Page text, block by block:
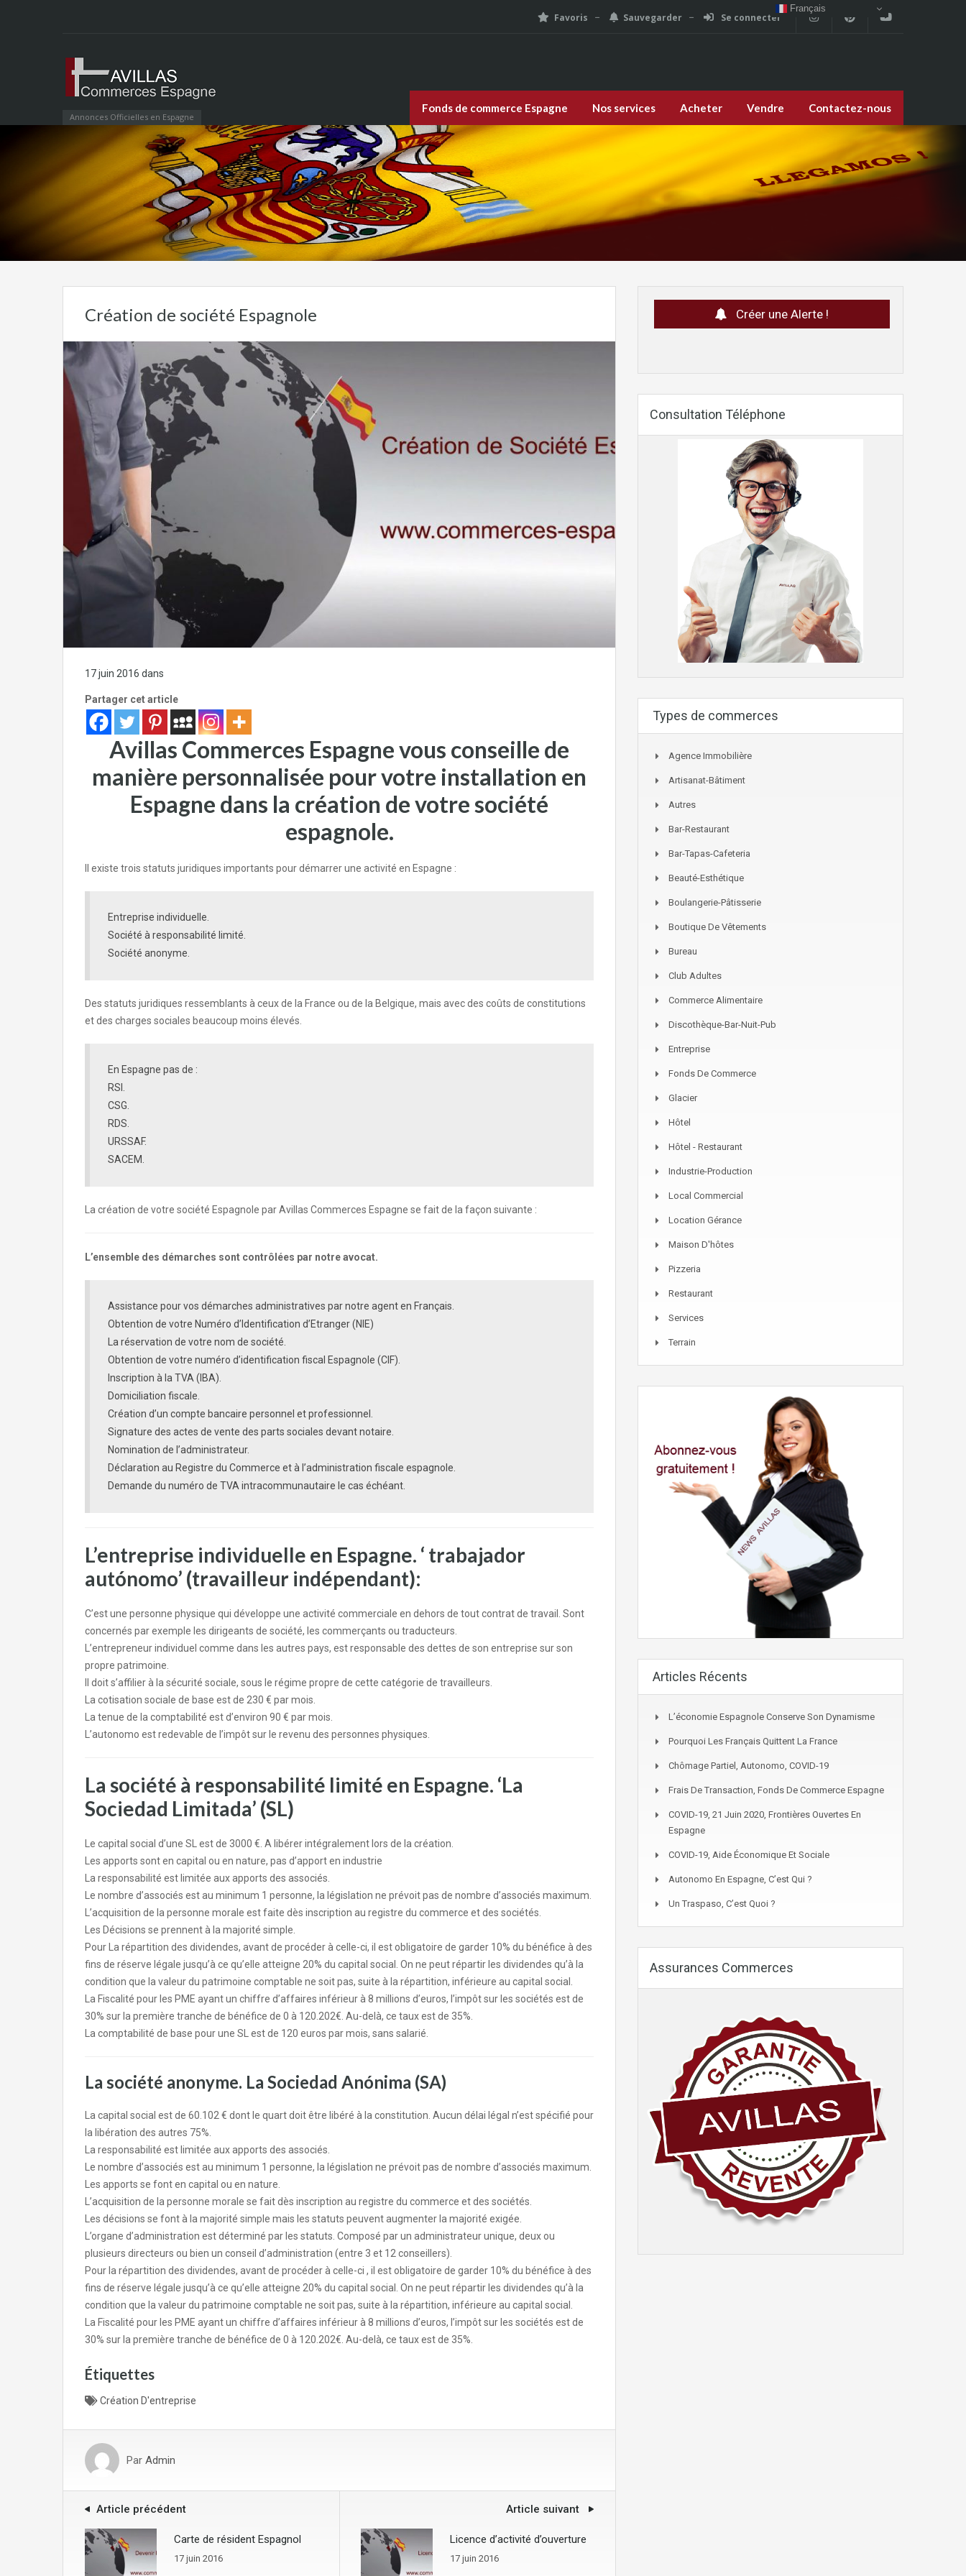
Favoris Sauvegarder Se connecter
Annonces Officielles en Espagne
Fonds de commerce Espagne Nos services Acheter Vendre Contactez-nous
Création de société Espagnole
17 juin 2016 dans
Partager cet article
Avillas Commerces Espagne vous conseille de
manière personnalisée pour votre installation en
Espagne dans la création de votre société
espagnole.
Il existe trois statuts juridiques importants pour démarrer une activité en Espagne :
Entreprise individuelle.
Société à responsabilité limité.
Société anonyme.
Des statuts juridiques ressemblants à ceux de la France ou de la Belgique, mais avec des coûts de constitutions
et des charges sociales beaucoup moins élevés.
En Espagne pas de :
RSI.
CSG.
RDS.
URSSAF.
SACEM.
La création de votre société Espagnole par Avillas Commerces Espagne se fait de la façon suivante :
L’ensemble des démarches sont contrôlées par notre avocat.
Assistance pour vos démarches administratives par notre agent en Français.
Obtention de votre Numéro d’Identification d’Etranger (NIE)
La réservation de votre nom de société.
Obtention de votre numéro d’identification fiscal Espagnole (CIF).
Inscription à la TVA (IBA).
Domiciliation fiscale.
Création d’un compte bancaire personnel et professionnel.
Signature des actes de vente des parts sociales devant notaire.
Nomination de l’administrateur.
Déclaration au Registre du Commerce et à l’administration fiscale espagnole.
Demande du numéro de TVA intracommunautaire le cas échéant.
L’entreprise individuelle en Espagne. ‘ trabajador
autónomo’ (travailleur indépendant):
C’est une personne physique qui développe une activité commerciale en dehors de tout contrat de travail. Sont
concernés par exemple les dirigeants de société, les commerçants ou traducteurs.
L’entrepreneur individuel comme dans les autres pays, est responsable des dettes de son entreprise sur son
propre patrimoine.
Il doit s’affilier à la sécurité sociale, sous le régime propre de cette catégorie de travailleurs.
La cotisation sociale de base est de 230 € par mois.
La tenue de la comptabilité est d’environ 90 € par mois.
L’autonomo est redevable de l’impôt sur le revenu des personnes physiques.
La société à responsabilité limité en Espagne. ‘La
Sociedad Limitada’ (SL)
Le capital social d’une SL est de 3000 €. A libérer intégralement lors de la création.
Les apports sont en capital ou en nature, pas d’apport en industrie
La responsabilité est limitée aux apports des associés.
Le nombre d’associés est au minimum 1 personne, la législation ne prévoit pas de nombre d’associés maximum.
L’acquisition de la personne morale est faite dès inscription au registre du commerce et des sociétés.
Les Décisions se prennent à la majorité simple.
Pour La répartition des dividendes, avant de procéder à celle-ci, il est obligatoire de garder 10% du bénéfice à des
fins de réserve légale jusqu’à ce qu’elle atteigne 20% du capital social. On ne peut répartir les dividendes qu’à la
condition que la valeur du patrimoine comptable ne soit pas, suite à la répartition, inférieure au capital social.
La Fiscalité pour les PME ayant un chiffre d’affaires inférieur à 8 millions d’euros, l’impôt sur les sociétés est de
30% sur la première tranche de bénéfice de 0 à 120.202€. Au-delà, ce taux est de 35%.
La comptabilité de base pour une SL est de 120 euros par mois, sans salarié.
La société anonyme. La Sociedad Anónima (SA)
La capital social est de 60.102 € dont le quart doit être libéré à la constitution. Aucun délai légal n’est spécifié pour
la libération des autres 75%.
La responsabilité est limitée aux apports des associés.
Le nombre d’associés est au minimum 1 personne, la législation ne prévoit pas de nombre d’associés maximum.
Les apports se font en capital ou en nature.
L’acquisition de la personne morale se fait dès inscription au registre du commerce et des sociétés.
Les décisions se font à la majorité simple mais les statuts peuvent augmenter la majorité exigée.
L’organe d’administration est déterminé par les statuts. Composé par un administrateur unique, deux ou
plusieurs directeurs ou bien un conseil d’administration (entre 3 et 12 conseillers).
Pour la répartition des dividendes, avant de procéder à celle-ci , il est obligatoire de garder 10% du bénéfice à des
fins de réserve légale jusqu’à ce qu’elle atteigne 20% du capital social. On ne peut répartir les dividendes qu’à la
condition que la valeur du patrimoine comptable ne soit pas, suite à la répartition, inférieure au capital social.
La Fiscalité pour les PME ayant un chiffre d’affaires inférieur à 8 millions d’euros, l’impôt sur les sociétés est de
30% sur la première tranche de bénéfice de 0 à 120.202€. Au-delà, ce taux est de 35%.
Étiquettes
Création D'entreprise
Par Admin
Article précédent
Carte de résident Espagnol
17 juin 2016
Article suivant
Licence d’activité d’ouverture
17 juin 2016
Créer une Alerte !
Consultation Téléphone
Types de commerces
Agence Immobilière
Artisanat-Bâtiment
Autres
Bar-Restaurant
Bar-Tapas-Cafeteria
Beauté-Esthétique
Boulangerie-Pâtisserie
Boutique De Vêtements
Bureau
Club Adultes
Commerce Alimentaire
Discothèque-Bar-Nuit-Pub
Entreprise
Fonds De Commerce
Glacier
Hôtel
Hôtel - Restaurant
Industrie-Production
Local Commercial
Location Gérance
Maison D'hôtes
Pizzeria
Restaurant
Services
Terrain
Articles Récents
L’économie Espagnole Conserve Son Dynamisme
Pourquoi Les Français Quittent La France
Chômage Partiel, Autonomo, COVID-19
Frais De Transaction, Fonds De Commerce Espagne
COVID-19, 21 Juin 2020, Frontières Ouvertes En
Espagne
COVID-19, Aide Économique Et Sociale
Autonomo En Espagne, C’est Qui ?
Un Traspaso, C’est Quoi ?
Assurances Commerces
Français